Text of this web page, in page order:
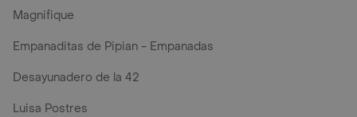
Magnifique
Empanaditas de Pipian - Empanadas
Desayunadero de la 42
Luisa Postres